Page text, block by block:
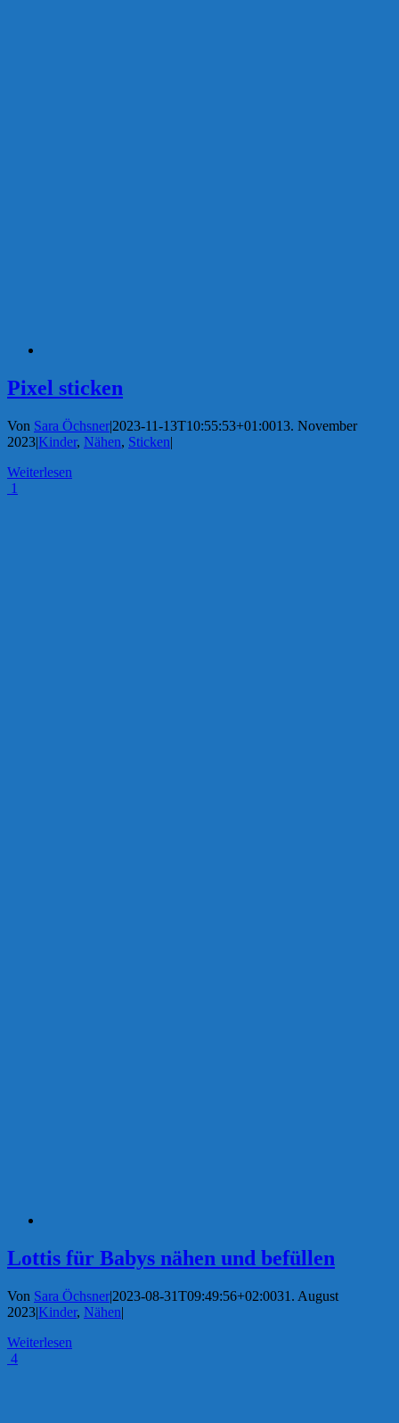
Pixel sticken
Von Sara Öchsner|2023-11-13T10:55:53+01:0013. November
2023|Kinder, Nähen, Sticken|
Weiterlesen
1
Lottis für Babys nähen und befüllen
Von Sara Öchsner|2023-08-31T09:49:56+02:0031. August
2023|Kinder, Nähen|
Weiterlesen
4